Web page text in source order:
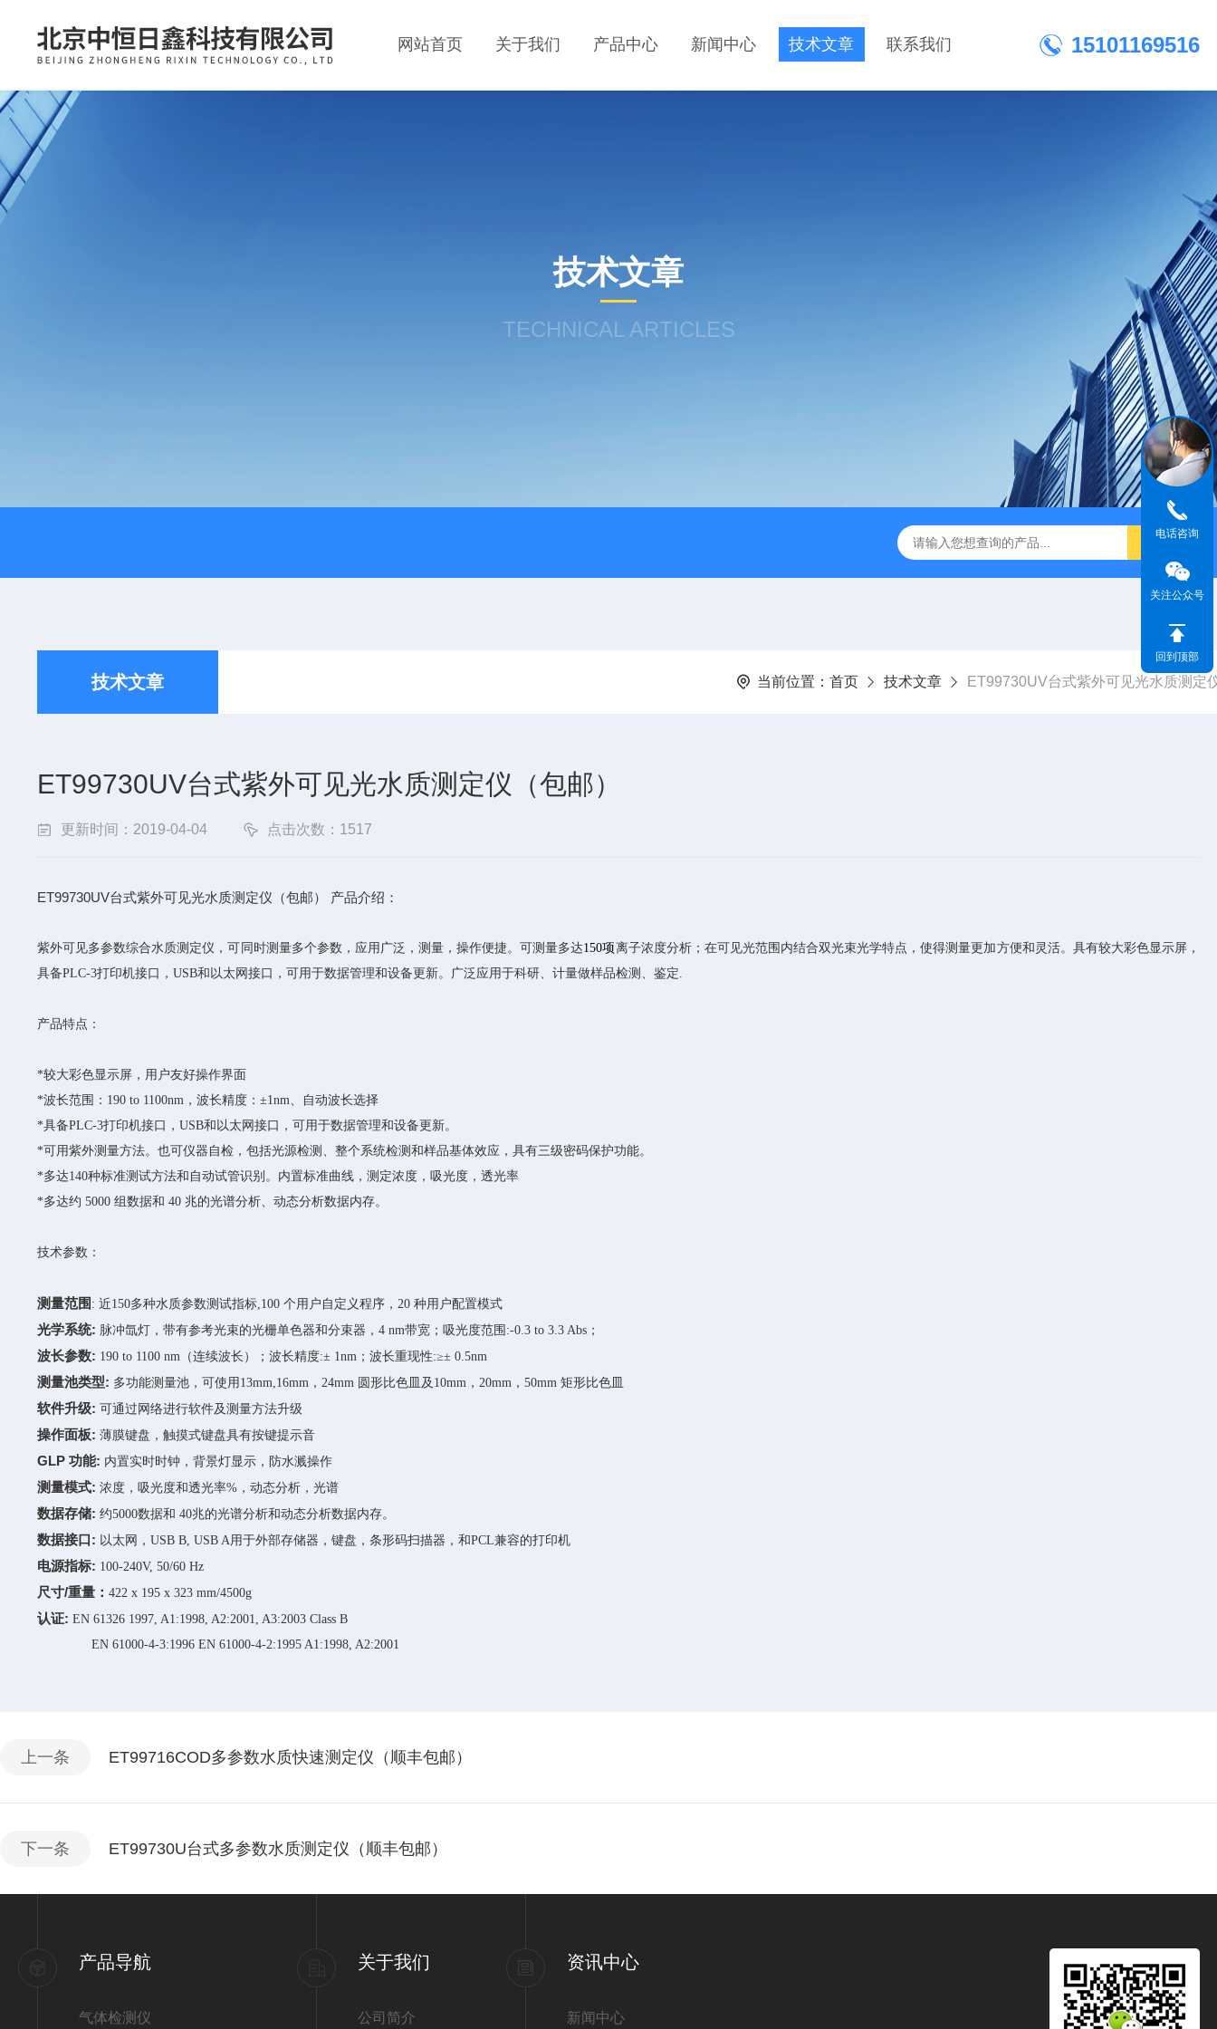
网站首页 关于我们 产品中心 新闻中心 技术文章 联系我们 15101169516
技术文章
TECHNICAL ARTICLES
技术文章 当前位置： 首页 技术文章 ET99730UV台式紫外可见光水质测定
ET99730UV台式紫外可见光水质测定仪（包邮）
更新时间：2019-04-04 点击次数：1517
ET99730UV台式紫外可见光水质测定仪（包邮） 产品介绍：
紫外可见多参数综合水质测定仪，可同时测量多个参数，应用广泛，测量，操作便捷。可测量多达150项离子浓度分析；在可见光范围内结合双光束光学特点，使得测量更加方便和灵活。具有较大彩色显示屏，
具备PLC-3打印机接口，USB和以太网接口，可用于数据管理和设备更新。广泛应用于科研、计量做样品检测、鉴定.
产品特点：
*较大彩色显示屏，用户友好操作界面
*波长范围：190 to 1100nm，波长精度：±1nm、自动波长选择
*具备PLC-3打印机接口，USB和以太网接口，可用于数据管理和设备更新。
*可用紫外测量方法。也可仪器自检，包括光源检测、整个系统检测和样品基体效应，具有三级密码保护功能。
*多达140种标准测试方法和自动试管识别。内置标准曲线，测定浓度，吸光度，透光率
*多达约 5000 组数据和 40 兆的光谱分析、动态分析数据内存。
技术参数：
测量范围 : 近150多种水质参数测试指标,100 个用户自定义程序，20 种用户配置模式
光学系统: 脉冲氙灯，带有参考光束的光栅单色器和分束器，4 nm带宽；吸光度范围:-0.3 to 3.3 Abs；
波长参数: 190 to 1100 nm（连续波长）；波长精度:± 1nm；波长重现性:≥± 0.5nm
测量池类型: 多功能测量池，可使用13mm,16mm，24mm 圆形比色皿及10mm，20mm，50mm 矩形比色皿
软件升级: 可通过网络进行软件及测量方法升级
操作面板: 薄膜键盘，触摸式键盘具有按键提示音
GLP 功能: 内置实时时钟，背景灯显示，防水溅操作
测量模式: 浓度，吸光度和透光率%，动态分析，光谱
数据存储: 约5000数据和 40兆的光谱分析和动态分析数据内存。
数据接口: 以太网，USB B, USB A用于外部存储器，键盘，条形码扫描器，和PCL兼容的打印机
电源指标: 100-240V, 50/60 Hz
尺寸/重量： 422 x 195 x 323 mm/4500g
认证: EN 61326 1997, A1:1998, A2:2001, A3:2003 Class B
EN 61000-4-3:1996 EN 61000-4-2:1995 A1:1998, A2:2001
上一条 ET99716COD多参数水质快速测定仪（顺丰包邮）
下一条 ET99730U台式多参数水质测定仪（顺丰包邮）
产品导航
气体检测仪
关于我们
公司简介
资讯中心
新闻中心
电话咨询
关注公众号
回到顶部